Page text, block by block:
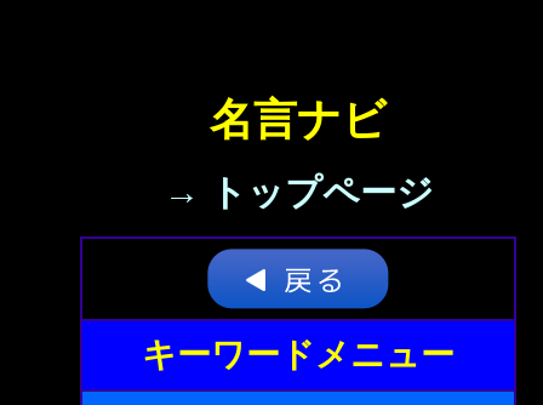
名言ナビ
→ トップページ
キーワードメニュー